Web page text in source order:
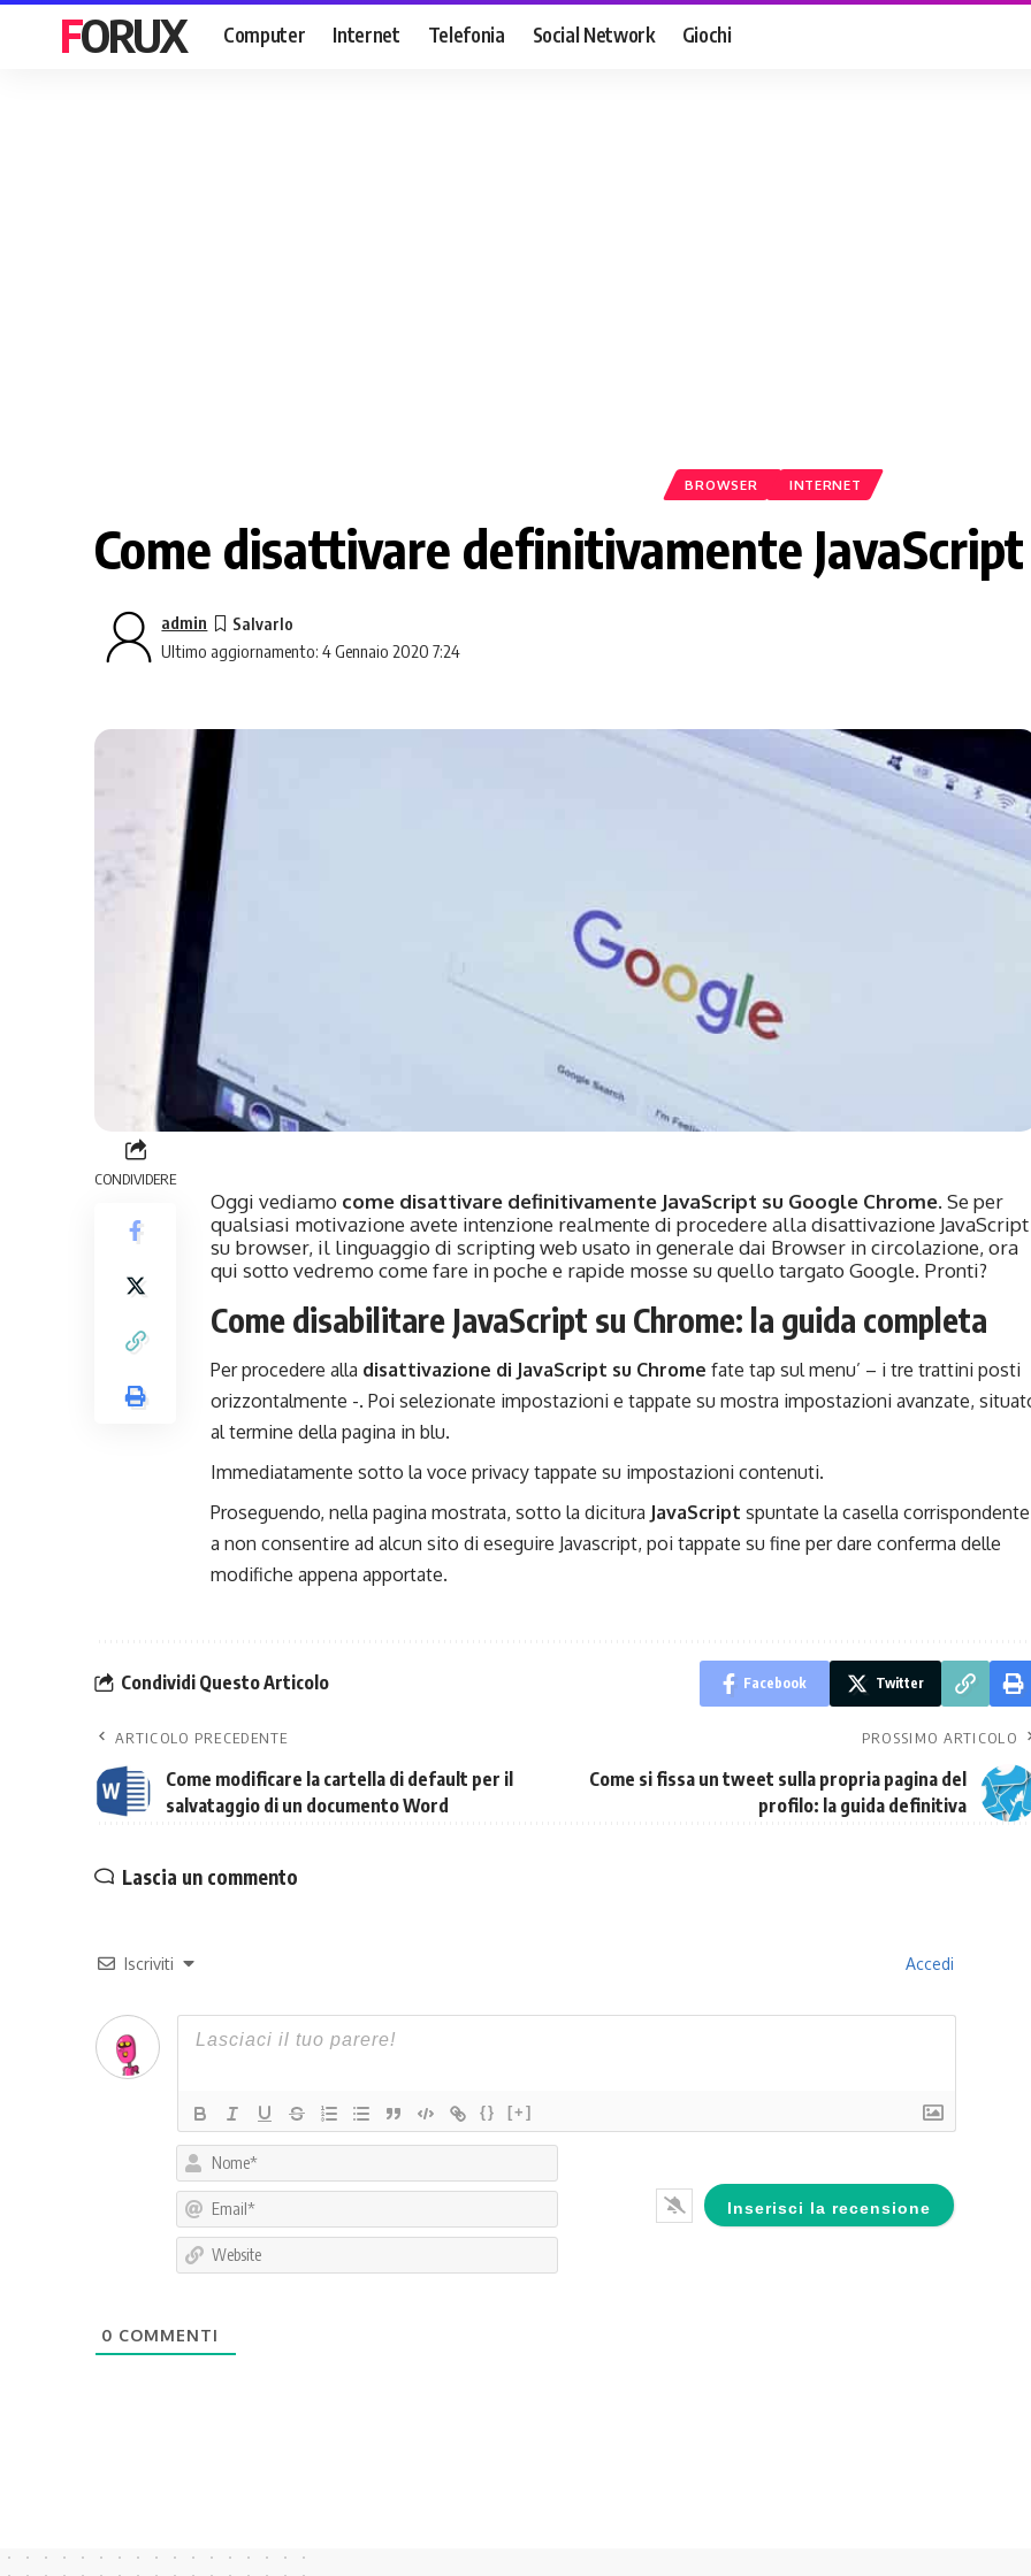
FORUX Computer Internet Telefonia Social Network Giochi
BROWSER INTERNET
Come disattivare definitivamente
Ultimo aggiornamento: 4 Gennaio 2020 7:24
admin
CONDIVIDERE
Oggi vediamo come disattivare definitivamente JavaScript su Google Chrome. Se per
qualsiasi motivazione avete intenzione realmente di procedere alla disattivazione JavaScript
su browser, il linguaggio di scripting web usato in generale dai Browser in circolazione, ora
qui sotto vedremo come fare in poche e rapide mosse su quello targato Google. Pronti?
Come disabilitare JavaScript su Chrome: la guida completa
Per procedere alla disattivazione di JavaScript su Chrome fate tap sul menu’ – i tre trattini posti
orizzontalmente -. Poi selezionate impostazioni e tappate su mostra impostazioni avanzate,
al termine della pagina in blu.
Immediatamente sotto la voce privacy tappate su impostazioni contenuti.
Proseguendo, nella pagina mostrata, sotto la dicitura JavaScript spuntate la casella corrispondente
a non consentire ad alcun sito di eseguire Javascript, poi tappate su fine per dare conferma delle
modifiche appena apportate.
Condividi Questo Articolo Facebook Twitter
ARTICOLO PRECEDENTE
Come modificare la cartella di default per il
salvataggio di un documento Word
PROSSIMO ARTICOLO
Come si fissa un tweet sulla propria pagina del
profilo: la guida definitiva
Lascia un commento
Iscriviti Accedi
{} [+]
0 COMMENTI